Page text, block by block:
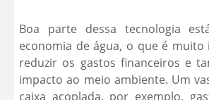
Boa parte dessa tecnologia
economia de água, o que é
reduzir os gastos financeiros e
impacto ao meio ambiente. Um
caixa acoplada, por exemplo,